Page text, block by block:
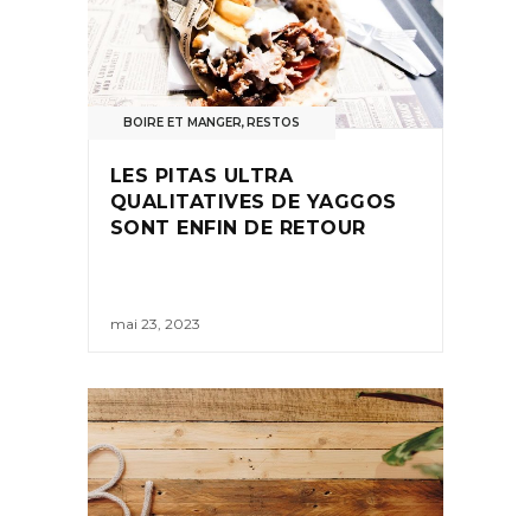
BOIRE ET MANGER,RESTOS
LES PITAS ULTRA
QUALITATIVES DE YAGGOS
SONT ENFIN DE RETOUR
mai 23, 2023